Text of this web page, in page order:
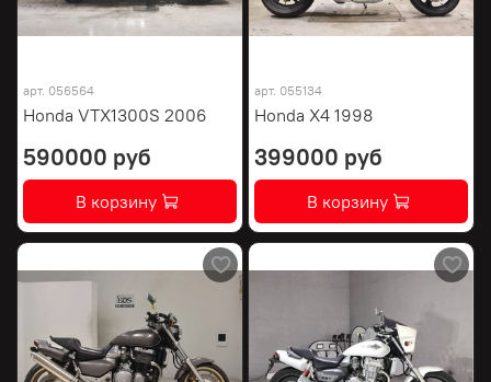
арт. 056564
Honda VTX1300S 2006
590000 руб
В корзину
арт. 055134
Honda X4 1998
399000 руб
В корзину